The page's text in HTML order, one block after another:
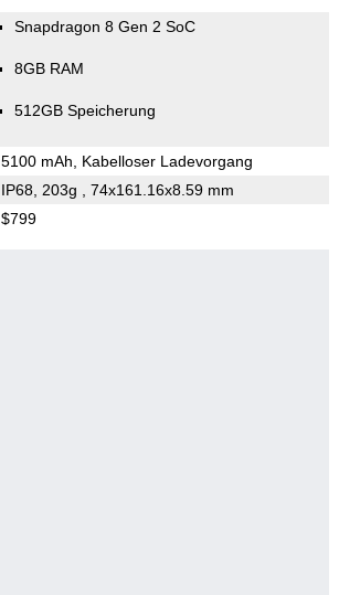
Snapdragon 8 Gen 2 SoC
8GB RAM
512GB Speicherung
5100 mAh, Kabelloser Ladevorgang
IP68, 203g , 74x161.16x8.59 mm
$799